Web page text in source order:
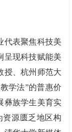
代表聚焦科技美
呈现科技赋能美
授、杭州师范大
学法”的普惠价
彝族学生美育实
资源匮乏地区构